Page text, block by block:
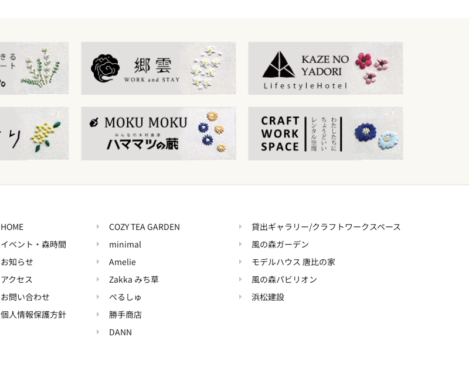
HOME
イベント・森時間
お知らせ
アクセス
お問い合わせ
個人情報保護方針
COZY TEA GARDEN
minimal
Amelie
Zakka みち草
ぺるしゅ
勝手商店
DANN
貸出ギャラリー/クラフトワークスペース
風の森ガーデン
モデルハウス 唐比の家
風の森パビリオン
浜松建設